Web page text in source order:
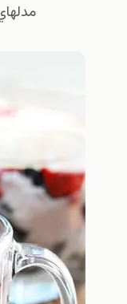
مدلهاي تزيين ژله